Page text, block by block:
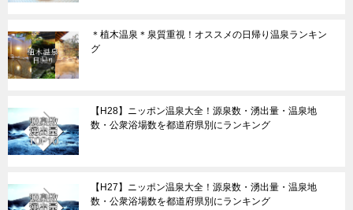
＊植木温泉＊泉質重視！オススメの日帰り温泉ランキン
グ
【H28】ニッポン温泉大全！源泉数・湧出量・温泉地
数・公衆浴場数を都道府県別にランキング
【H27】ニッポン温泉大全！源泉数・湧出量・温泉地
数・公衆浴場数を都道府県別にランキング